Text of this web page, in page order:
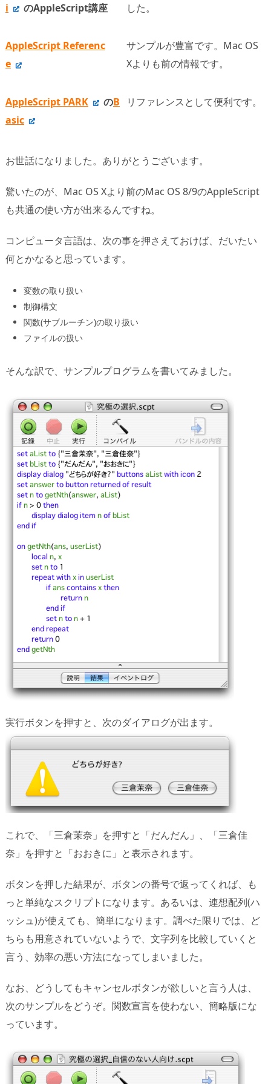
i
のAppleScript講座
した。
AppleScript Referenc
e
サンプルが豊富です。Mac OS
Xよりも前の情報です。
AppleScript PARK のB
asic
リファレンスとして便利です。
お世話になりました。ありがとうございます。
驚いたのが、Mac OS Xより前のMac OS 8/9のAppleScript
も共通の使い方が出来るんですね。
コンピュータ言語は、次の事を押さえておけば、だいたい
何とかなると思っています。
変数の取り扱い
制御構文
関数(サブルーチン)の取り扱い
ファイルの扱い
そんな訳で、サンプルプログラムを書いてみました。
実行ボタンを押すと、次のダイアログが出ます。
これで、「三倉茉奈」を押すと「だんだん」、「三倉佳
奈」を押すと「おおきに」と表示されます。
ボタンを押した結果が、ボタンの番号で返ってくれば、も
っと単純なスクリプトになります。あるいは、連想配列(ハ
ッシュ)が使えても、簡単になります。調べた限りでは、ど
ちらも用意されていないようで、文字列を比較していくと
言う、効率の悪い方法になってしまいました。
なお、どうしてもキャンセルボタンが欲しいと言う人は、
次のサンプルをどうぞ。関数宣言を使わない、簡略版にな
っています。